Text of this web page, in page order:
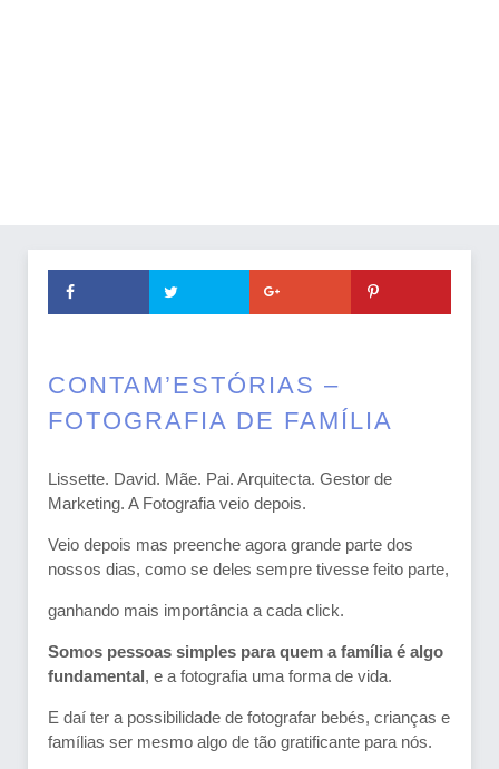
CONTAM’ESTÓRIAS –
FOTOGRAFIA DE FAMÍLIA
Lissette. David. Mãe. Pai. Arquitecta. Gestor de
Marketing. A Fotografia veio depois.
Veio depois mas preenche agora grande parte dos
nossos dias, como se deles sempre tivesse feito parte,
ganhando mais importância a cada click.
Somos pessoas simples para quem a família é algo
fundamental, e a fotografia uma forma de vida.
E daí ter a possibilidade de fotografar bebés, crianças e
famílias ser mesmo algo de tão gratificante para nós.